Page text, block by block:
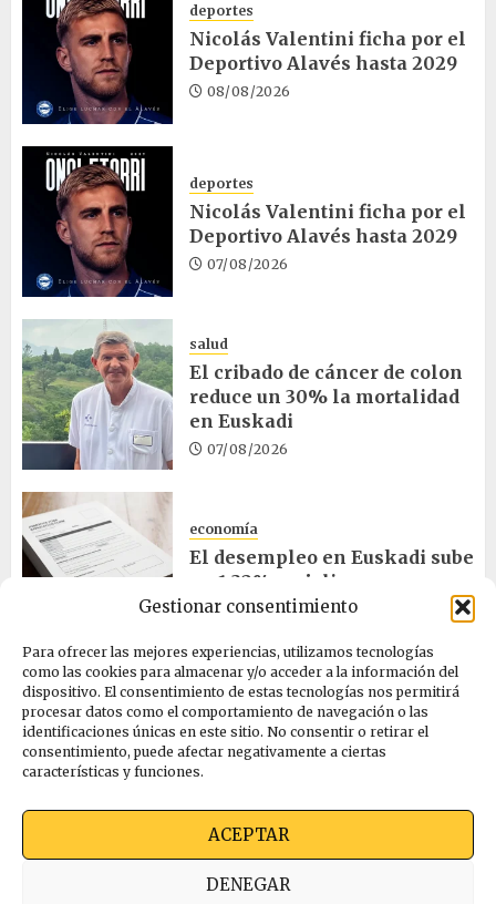
Gestionar consentimiento
Para ofrecer las mejores experiencias, utilizamos tecnologías
como las cookies para almacenar y/o acceder a la información del
dispositivo. El consentimiento de estas tecnologías nos permitirá
procesar datos como el comportamiento de navegación o las
identificaciones únicas en este sitio. No consentir o retirar el
consentimiento, puede afectar negativamente a ciertas
características y funciones.
ACEPTAR
DENEGAR
deportes
Nicolás Valentini ficha por el
Deportivo Alavés hasta 2029
08/08/2026
deportes
Nicolás Valentini ficha por el
Deportivo Alavés hasta 2029
07/08/2026
salud
El cribado de cáncer de colon
reduce un 30% la mortalidad
en Euskadi
07/08/2026
economía
El desempleo en Euskadi sube
un 1,32% en julio
06/08/2026
salud
Bilbao acogerá el mayor
congreso europeo de salud
pública en noviembre
Ekimen Press